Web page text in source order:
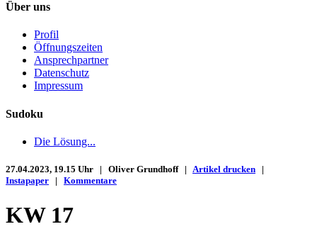
Über uns
Profil
Öffnungszeiten
Ansprechpartner
Datenschutz
Impressum
Sudoku
Die Lösung...
27.04.2023, 19.15 Uhr | Oliver Grundhoff | Artikel drucken |
Instapaper | Kommentare
KW 17